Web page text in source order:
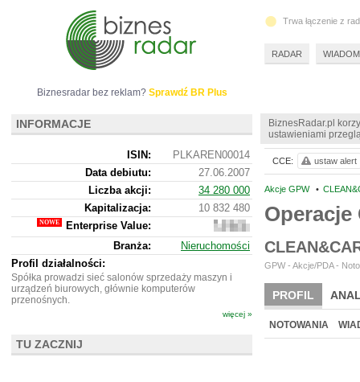
BiznesRadar.pl
ustawieniami
Akcje GPW •
Operacje
GPW - Akcje/PDA -
PROFIL
BR LAB
NOTOWANIA
CCE: ustaw alert
Biznesradar bez reklam? Sprawdź BR Plus
INFORMACJE
ISIN:
PLKAREN00014
Data debiutu:
27.06.2007
Liczba akcji:
34 280 000
Kapitalizacja:
10 832 480
Enterprise Value:
025
480
Branża:
Nieruchomości
Profil działalności:
Spółka prowadzi sieć salonów sprzedaży maszyn i
urządzeń biurowych, głównie komputerów
przenośnych.
więcej »
TU ZACZNIJ
Trwa łączenie z
RADAR